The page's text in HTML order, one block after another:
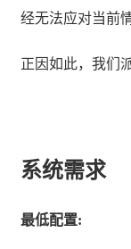
经无法应对当前
正因如此，我们
“复拓者”是深岩
但有时它也必须
系统需求
最低配置: